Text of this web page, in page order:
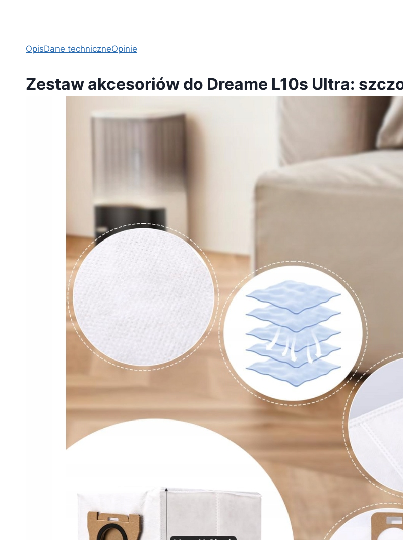
OpisDane techniczneOpinie
Zestaw akcesoriów do Dreame L10s Ultra: